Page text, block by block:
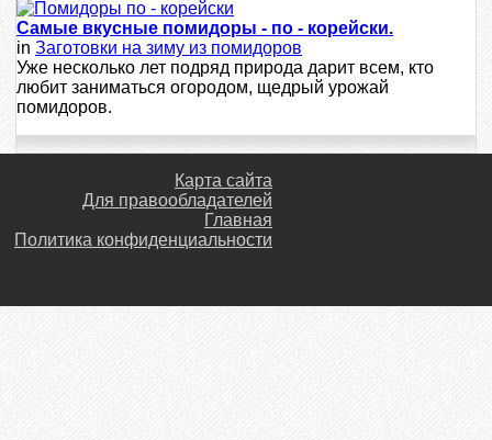
Самые вкусные помидоры - по - корейски.
in Заготовки на зиму из помидоров
Уже несколько лет подряд природа дарит всем, кто
любит заниматься огородом, щедрый урожай
помидоров.
Карта сайта
Для правообладателей
Главная
Политика конфиденциальности